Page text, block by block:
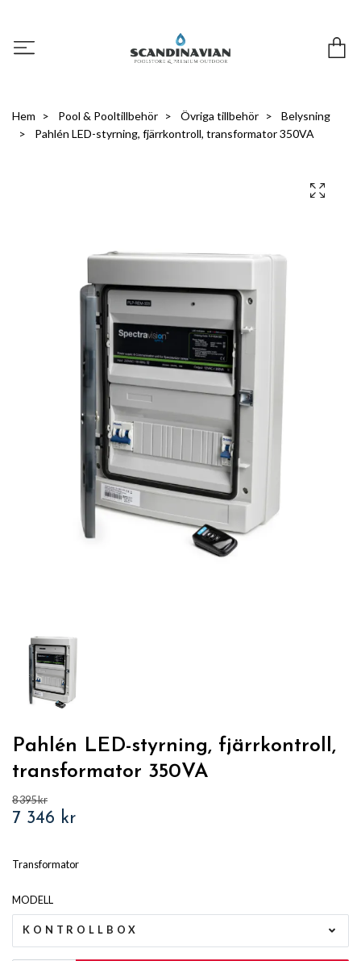
Hem Pool & Pooltillbehör Övriga tillbehör
Belysning
Pahlén LED-styrning, fjärrkontroll, transformator 350VA
Pahlén LED-styrning, fjärrkontroll,
transformator 350VA
8 395 kr
7 346 kr
Transformator
MODELL
KONTROLLBOX